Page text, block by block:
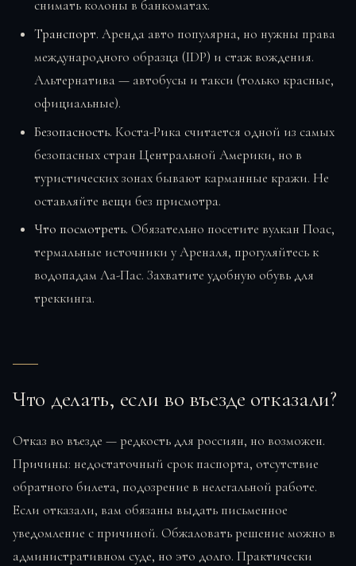
снимать колоны в банкоматах.
Транспорт. Аренда авто популярна, но нужны права
международного образца (IDP) и стаж вождения.
Альтернатива — автобусы и такси (только красные,
официальные).
Безопасность. Коста-Рика считается одной из самых
безопасных стран Центральной Америки, но в
туристических зонах бывают карманные кражи. Не
оставляйте вещи без присмотра.
Что посмотреть. Обязательно посетите вулкан Поас,
термальные источники у Ареналя, прогуляйтесь к
водопадам Ла-Пас. Захватите удобную обувь для
треккинга.
Что делать, если во въезде отказали?
Отказ во въезде — редкость для россиян, но возможен.
Причины: недостаточный срок паспорта, отсутствие
обратного билета, подозрение в нелегальной работе.
Если отказали, вам обязаны выдать письменное
уведомление с причиной. Обжаловать решение можно в
административном суде, но это долго. Практически